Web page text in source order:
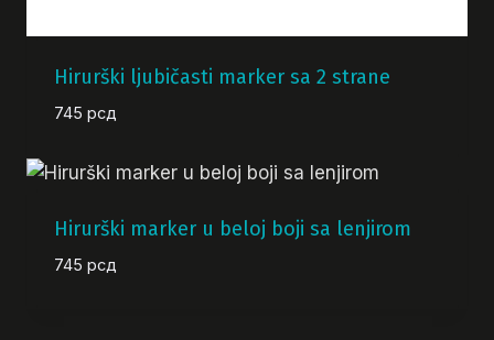
Hirurški ljubičasti marker sa 2 strane
745 рсд
Hirurški marker u beloj boji sa lenjirom
745 рсд